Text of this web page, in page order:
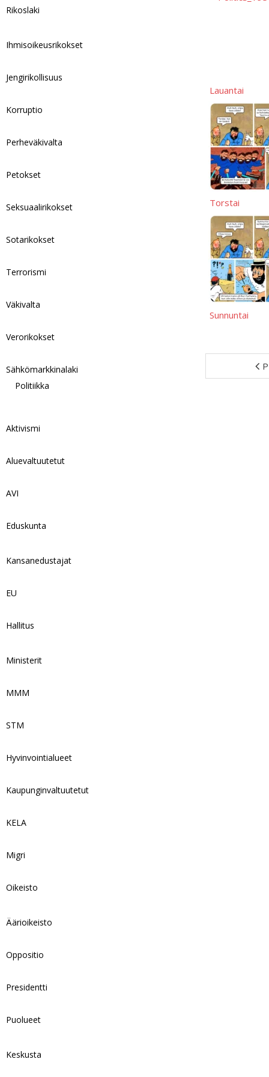
Lauantai
Torstai
Sunnuntai
Rikoslaki
Ihmisoikeusrikokset
Jengirikollisuus
Korruptio
Perheväkivalta
Petokset
Seksuaalirikokset
Sotarikokset
Terrorismi
Väkivalta
Verorikokset
Sähkömarkkinalaki
Politiikka
Aktivismi
Aluevaltuutetut
AVI
Eduskunta
Kansanedustajat
EU
Hallitus
Ministerit
MMM
STM
Hyvinvointialueet
Kaupunginvaltuutetut
KELA
Migri
Oikeisto
Äärioikeisto
Oppositio
Presidentti
Puolueet
Keskusta